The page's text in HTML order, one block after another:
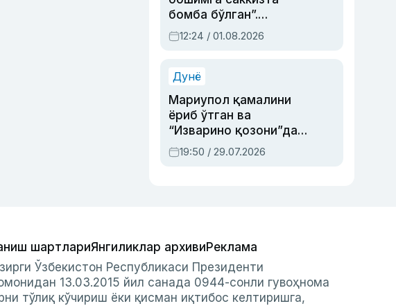
бомба бўлган”.
Абдулла Ориповни
сиёсий айбловлардан
12:24 / 01.08.2026
Дунё
Мариупол қамалини
ёриб ўтган ва
“Изварино қозони”дан
чиққан қаҳрамон —
Украина армияси бош
19:50 / 29.07.2026
шартлариЯнгиликлар архивиРеклама
Ўзбекистон Республикаси Президенти
13.03.2015 йил санада 0944-сонли гувоҳнома
тўлиқ кўчириш ёки қисман иқтибос келтиришга,